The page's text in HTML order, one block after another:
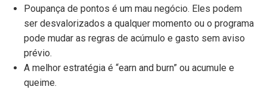
Poupança de pontos é um mau negócio. Eles podem
ser desvalorizados a qualquer momento ou o programa
pode mudar as regras de acúmulo e gasto sem aviso
prévio.
A melhor estratégia é “earn and burn” ou acumule e
queime.